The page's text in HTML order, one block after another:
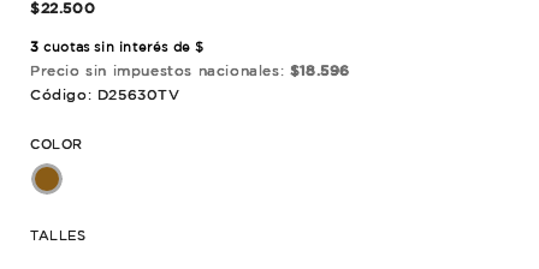
$22.500
3 cuotas sin interés de $
Precio sin impuestos nacionales: $18.596
Código: D25630TV
COLOR
TALLES